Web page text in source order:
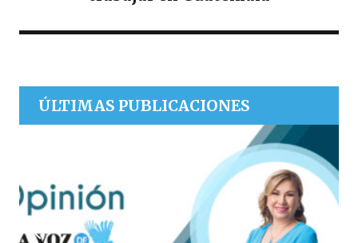
ÚLTIMAS PUBLICACIONES